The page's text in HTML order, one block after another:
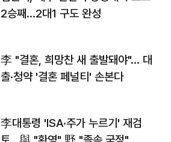
2승째…2대1 구도 완성
李 "결혼, 희망찬 새 출발돼야"… 대
출·청약 '결혼 페널티' 손본다
李대통령 'ISA·주가 누르기' 재검